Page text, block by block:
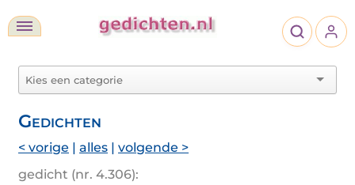
Gedichten
< vorige | alles | volgende >
gedicht (nr. 4.306):